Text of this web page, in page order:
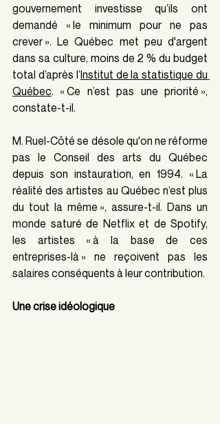
gouvernement investisse qu’ils ont
demandé « le minimum pour ne pas
crever ». Le Québec met peu d'argent
dans sa culture, moins de 2 % du budget
total d’après l’Institut de la statistique du
Québec. « Ce n’est pas une priorité »,
constate-t-il.
M. Ruel-Côté se désole qu'on ne réforme
pas le Conseil des arts du Québec
depuis son instauration, en 1994. « La
réalité des artistes au Québec n’est plus
du tout la même », assure-t-il. Dans un
monde saturé de Netflix et de Spotify,
les artistes « à la base de ces
entreprises-là » ne reçoivent pas les
salaires conséquents à leur contribution.
Une crise idéologique